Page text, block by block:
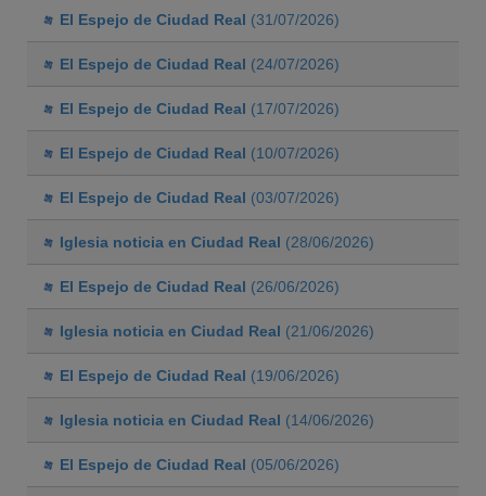
El Espejo de Ciudad Real (31/07/2026)
El Espejo de Ciudad Real (24/07/2026)
El Espejo de Ciudad Real (17/07/2026)
El Espejo de Ciudad Real (10/07/2026)
El Espejo de Ciudad Real (03/07/2026)
Iglesia noticia en Ciudad Real (28/06/2026)
El Espejo de Ciudad Real (26/06/2026)
Iglesia noticia en Ciudad Real (21/06/2026)
El Espejo de Ciudad Real (19/06/2026)
Iglesia noticia en Ciudad Real (14/06/2026)
El Espejo de Ciudad Real (05/06/2026)